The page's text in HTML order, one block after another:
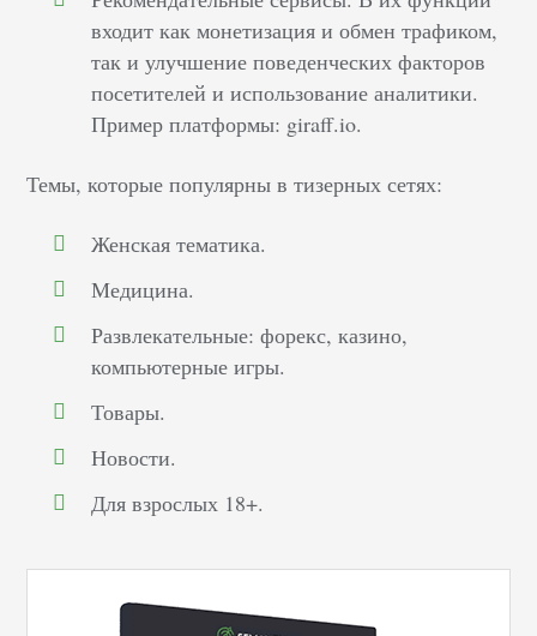
входит как монетизация и обмен трафиком,
так и улучшение поведенческих факторов
посетителей и использование аналитики.
Пример платформы: giraff.io.
Темы, которые популярны в тизерных сетях:
Женская тематика.
Медицина.
Развлекательные: форекс, казино,
компьютерные игры.
Товары.
Новости.
Для взрослых 18+.